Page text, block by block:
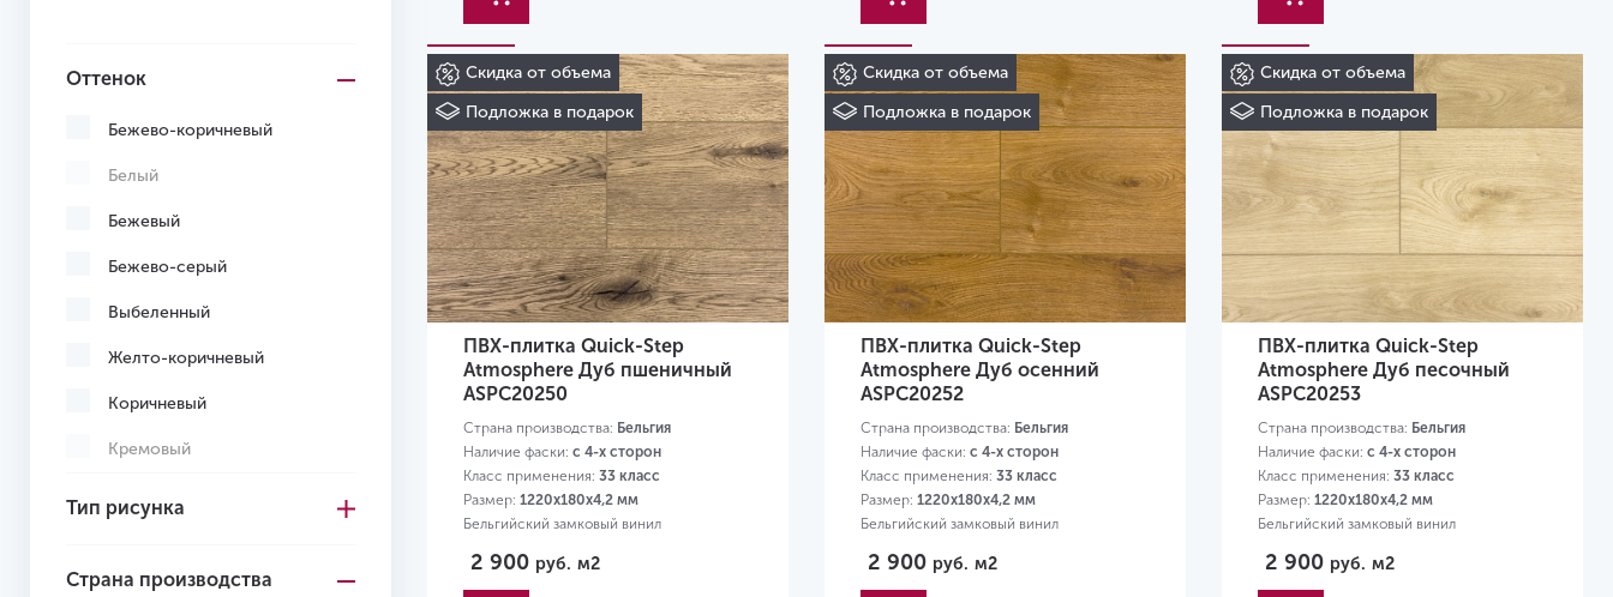
Оттенок
Бежево-коричневый
Белый
Бежевый
Бежево-серый
Выбеленный
Желто-коричневый
Коричневый
Кремовый
Светло-коричневый
Тип рисунка
Страна производства
Скидка от объема
Подложка в подарок
ПВХ-плитка Quick-Step
Atmosphere Дуб пшеничный
ASPC20250
Страна производства: Бельгия
Наличие фаски: с 4-х сторон
Класс применения: 33 класс
Размер: 1220х180х4,2 мм
Бельгийский замковый винил
2 900 руб. м2
Скидка от объема
Подложка в подарок
ПВХ-плитка Quick-Step
Atmosphere Дуб осенний
ASPC20252
Страна производства: Бельгия
Наличие фаски: с 4-х сторон
Класс применения: 33 класс
Размер: 1220х180х4,2 мм
Бельгийский замковый винил
2 900 руб. м2
Скидка от объема
Подложка в подарок
ПВХ-плитка Quick-Step
Atmosphere Дуб песочный
ASPC20253
Страна производства: Бельгия
Наличие фаски: с 4-х сторон
Класс применения: 33 класс
Размер: 1220х180х4,2 мм
Бельгийский замковый винил
2 900 руб. м2